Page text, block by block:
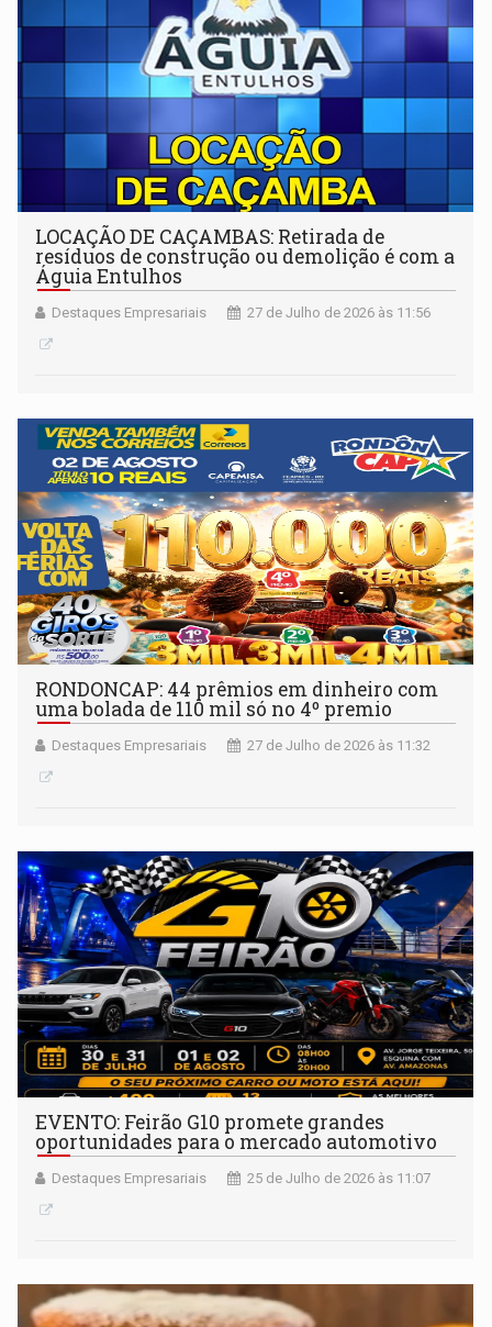
LOCAÇÃO DE CAÇAMBAS: Retirada de
resíduos de construção ou demolição é com a
Águia Entulhos
Destaques Empresariais 27 de Julho de 2026 às 11:56
RONDONCAP: 44 prêmios em dinheiro com
uma bolada de 110 mil só no 4º premio
Destaques Empresariais 27 de Julho de 2026 às 11:32
EVENTO: Feirão G10 promete grandes
oportunidades para o mercado automotivo
Destaques Empresariais 25 de Julho de 2026 às 11:07